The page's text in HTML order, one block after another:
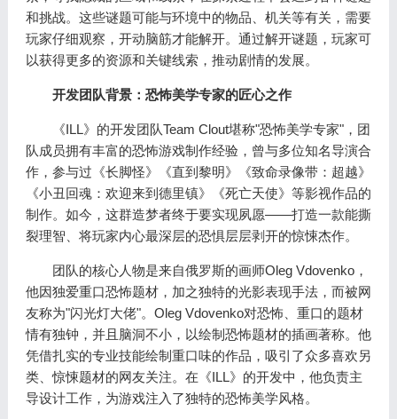
和挑战。这些谜题可能与环境中的物品、机关等有关，需要
玩家仔细观察，开动脑筋才能解开。通过解开谜题，玩家可
以获得更多的资源和关键线索，推动剧情的发展。
开发团队背景：恐怖美学专家的匠心之作
《ILL》的开发团队Team Clout堪称"恐怖美学专家"，团
队成员拥有丰富的恐怖游戏制作经验，曾与多位知名导演合
作，参与过《长脚怪》《直到黎明》《致命录像带：超越》
《小丑回魂：欢迎来到德里镇》《死亡天使》等影视作品的
制作。如今，这群造梦者终于要实现夙愿——打造一款能撕
裂理智、将玩家内心最深层的恐惧层层剥开的惊悚杰作。
团队的核心人物是来自俄罗斯的画师Oleg Vdovenko，
他因独爱重口恐怖题材，加之独特的光影表现手法，而被网
友称为"闪光灯大佬"。Oleg Vdovenko对恐怖、重口的题材
情有独钟，并且脑洞不小，以绘制恐怖题材的插画著称。他
凭借扎实的专业技能绘制重口味的作品，吸引了众多喜欢另
类、惊悚题材的网友关注。在《ILL》的开发中，他负责主
导设计工作，为游戏注入了独特的恐怖美学风格。